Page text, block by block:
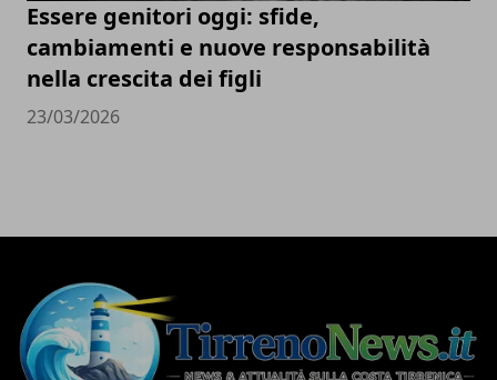
Essere genitori oggi: sfide,
cambiamenti e nuove responsabilità
nella crescita dei figli
23/03/2026